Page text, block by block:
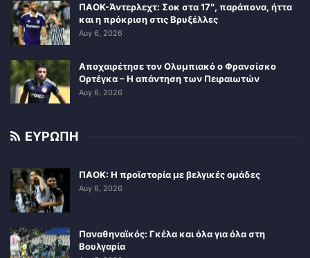
ΠΑΟΚ-Άντερλεχτ: Σοκ στα 17″, παράπονα, ήττα
και η πρόκριση στις Βρυξέλλες
Αυγ 6, 2026
Αποχαιρέτησε τον Ολυμπιακό ο Φρανσίσκο
Ορτέγκα – Η απάντηση των Πειραιωτών
Αυγ 6, 2026
ΕΥΡΩΠΗ
ΠΑΟΚ: Η προϊστορία με βελγικές ομάδες
Αυγ 6, 2026
Παναθηναϊκός: Γκέλα και όλα για όλα στη
Βουλγαρία